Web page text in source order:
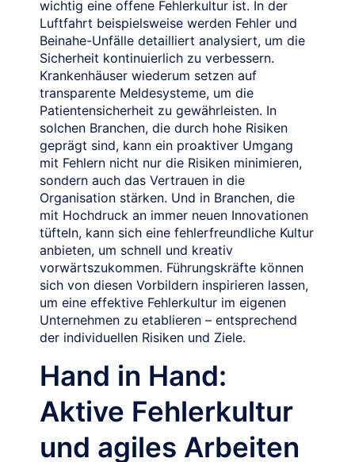
wichtig eine offene Fehlerkultur ist. In der
Luftfahrt beispielsweise werden Fehler und
Beinahe-Unfälle detailliert analysiert, um die
Sicherheit kontinuierlich zu verbessern.
Krankenhäuser wiederum setzen auf
transparente Meldesysteme, um die
Patientensicherheit zu gewährleisten. In
solchen Branchen, die durch hohe Risiken
geprägt sind, kann ein proaktiver Umgang
mit Fehlern nicht nur die Risiken minimieren,
sondern auch das Vertrauen in die
Organisation stärken. Und in Branchen, die
mit Hochdruck an immer neuen Innovationen
tüfteln, kann sich eine fehlerfreundliche Kultur
anbieten, um schnell und kreativ
vorwärtszukommen. Führungskräfte können
sich von diesen Vorbildern inspirieren lassen,
um eine effektive Fehlerkultur im eigenen
Unternehmen zu etablieren – entsprechend
der individuellen Risiken und Ziele.
Hand in Hand:
Aktive Fehlerkultur
und agiles Arbeiten